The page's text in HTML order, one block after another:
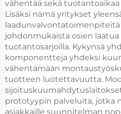
vähentää sekä
Lisäksi nämä yritykset
laadunvalvontatoimenpiteitä
johdonmukaista osien laatua
tuotantosarjoilla. Kykynsä
komponentteja yhdeksi
vähentämään
tuotteen luotettavuutta.
prototyypin palveluita, jotka
asiakkaille suunnitelman